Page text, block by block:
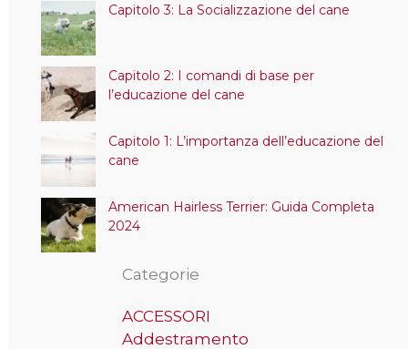
Capitolo 3: La Socializzazione del cane
Capitolo 2: I comandi di base per
l’educazione del cane
Capitolo 1: L’importanza dell’educazione del
cane
American Hairless Terrier: Guida Completa
2024
Categorie
ACCESSORI
Addestramento